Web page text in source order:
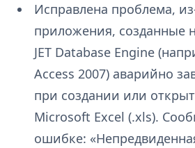
Исправлена проблема,
приложения, созданные
JET Database Engine
Access 2007) аварийно
при создании или
Microsoft Excel (.xls).
ошибке: